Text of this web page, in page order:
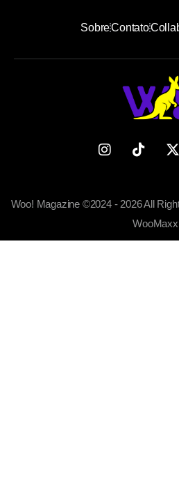
SobreContato
Woo! Magazine ©2024 - 2026 All
WooMaxx